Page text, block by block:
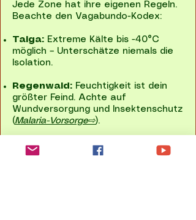
Jede Zone hat ihre eigenen Regeln.
Beachte den Vagabundo-Kodex:
Taiga: Extreme Kälte bis -40°C
möglich – Unterschätze niemals die
Isolation.
Regenwald: Feuchtigkeit ist dein
größter Feind. Achte auf
Wundversorgung und Insektenschutz
(Malaria-Vorsorge⇨).
Gebirge:
Das Wetter schlägt
innerhalb von Minuten um. Ein